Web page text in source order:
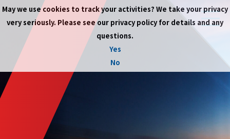
May we use cookies to track your activities? We take your privacy
very seriously. Please see our privacy policy for details and any
questions.
Yes
No